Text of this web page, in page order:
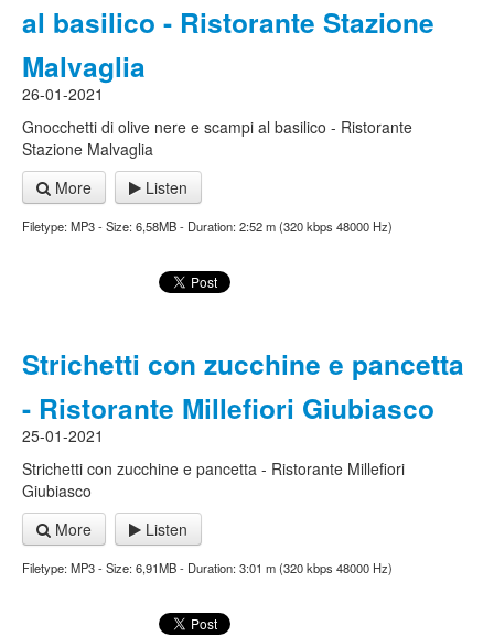
al basilico - Ristorante Stazione
Malvaglia
26-01-2021
Gnocchetti di olive nere e scampi al basilico - Ristorante
Stazione Malvaglia
More
Listen
Filetype: MP3 - Size: 6,58MB - Duration: 2:52 m (320 kbps 48000 Hz)
Strichetti con zucchine e pancetta
- Ristorante Millefiori Giubiasco
25-01-2021
Strichetti con zucchine e pancetta - Ristorante Millefiori
Giubiasco
More
Listen
Filetype: MP3 - Size: 6,91MB - Duration: 3:01 m (320 kbps 48000 Hz)